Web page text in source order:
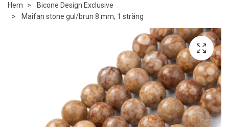
Hem
Bicone Design Exclusive
Maifan stone gul/brun 8 mm, 1 sträng